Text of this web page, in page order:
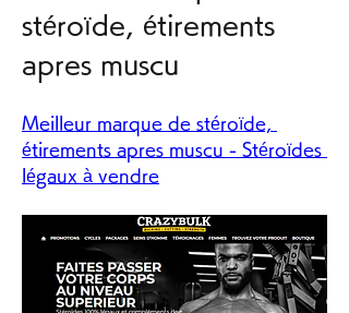
stéroïde, étirements
apres muscu
Meilleur marque de stéroïde,
étirements apres muscu - Stéroïdes
légaux à vendre